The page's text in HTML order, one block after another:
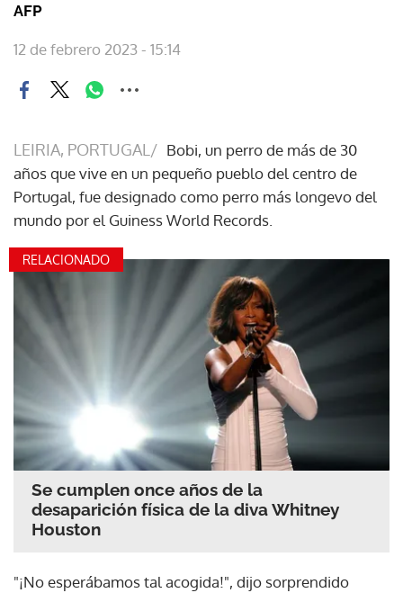
AFP
12 de febrero 2023 - 15:14
LEIRIA, PORTUGAL/ Bobi, un perro de más de 30
años que vive en un pequeño pueblo del centro de
Portugal, fue designado como perro más longevo del
mundo por el Guiness World Records.
RELACIONADO
Se cumplen once años de la
desaparición física de la diva Whitney
Houston
"¡No esperábamos tal acogida!", dijo sorprendido